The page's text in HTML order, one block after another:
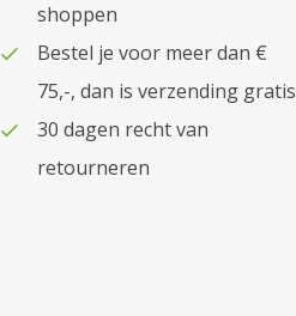
shoppen
Bestel je voor meer dan €
75,-, dan is verzending gratis
30 dagen recht van
retourneren